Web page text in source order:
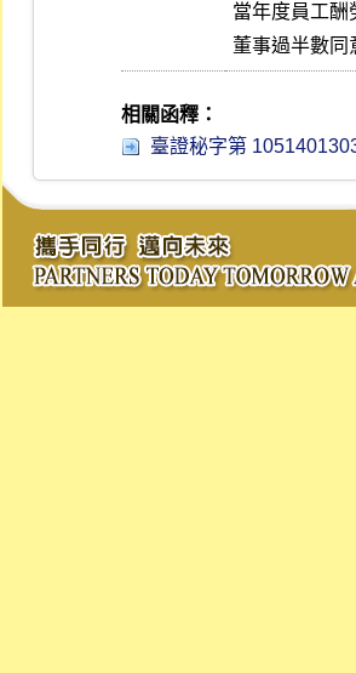
當年度員工酬
董事過半數同
相關函釋：
臺證秘字第